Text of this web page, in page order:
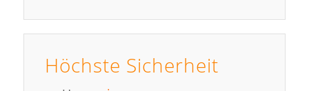
Höchste Sicherheit